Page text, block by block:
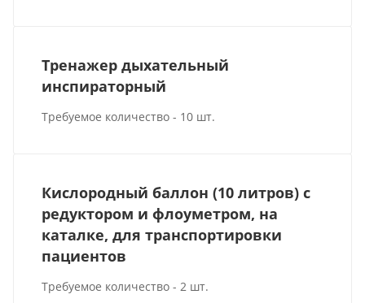
Тренажер дыхательный
инспираторный
Требуемое количество - 10 шт.
Кислородный баллон (10 литров) с
редуктором и флоуметром, на
каталке, для транспортировки
пациентов
Требуемое количество - 2 шт.